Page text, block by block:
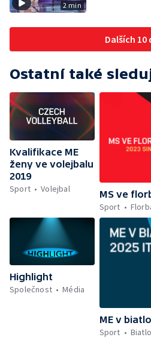
2 min
Dalších 10
Ostatní také
Kvalifikace ME
ženy ve volejbalu
2019
Sport
Volejbal
MS ve
Sport
Highlight
Společnost
Média
ME v
Sport